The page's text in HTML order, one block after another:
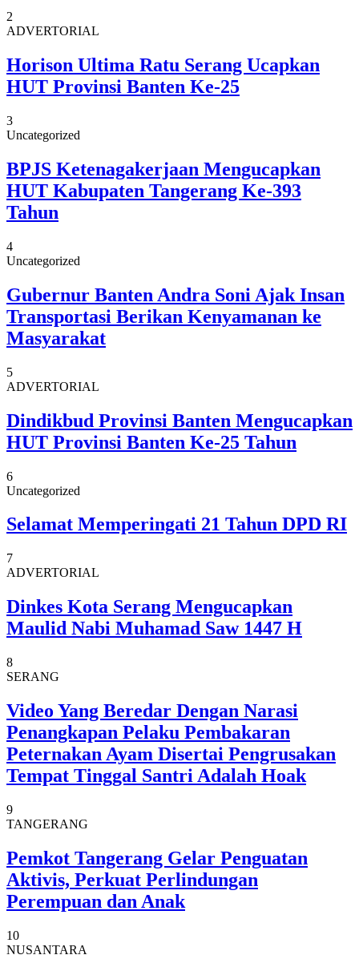
2
ADVERTORIAL
Horison Ultima Ratu Serang Ucapkan
HUT Provinsi Banten Ke-25
3
Uncategorized
BPJS Ketenagakerjaan Mengucapkan
HUT Kabupaten Tangerang Ke-393
Tahun
4
Uncategorized
Gubernur Banten Andra Soni Ajak Insan
Transportasi Berikan Kenyamanan ke
Masyarakat
5
ADVERTORIAL
Dindikbud Provinsi Banten Mengucapkan
HUT Provinsi Banten Ke-25 Tahun
6
Uncategorized
Selamat Memperingati 21 Tahun DPD RI
7
ADVERTORIAL
Dinkes Kota Serang Mengucapkan
Maulid Nabi Muhamad Saw 1447 H
8
SERANG
Video Yang Beredar Dengan Narasi
Penangkapan Pelaku Pembakaran
Peternakan Ayam Disertai Pengrusakan
Tempat Tinggal Santri Adalah Hoak
9
TANGERANG
Pemkot Tangerang Gelar Penguatan
Aktivis, Perkuat Perlindungan
Perempuan dan Anak
10
NUSANTARA